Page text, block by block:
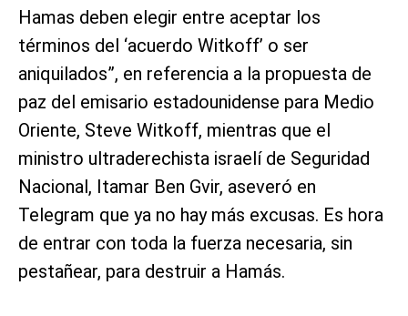
Hamas deben elegir entre aceptar los
términos del ‘acuerdo Witkoff’ o ser
aniquilados”, en referencia a la propuesta de
paz del emisario estadounidense para Medio
Oriente, Steve Witkoff, mientras que el
ministro ultraderechista israelí de Seguridad
Nacional, Itamar Ben Gvir, aseveró en
Telegram que ya no hay más excusas. Es hora
de entrar con toda la fuerza necesaria, sin
pestañear, para destruir a Hamás.